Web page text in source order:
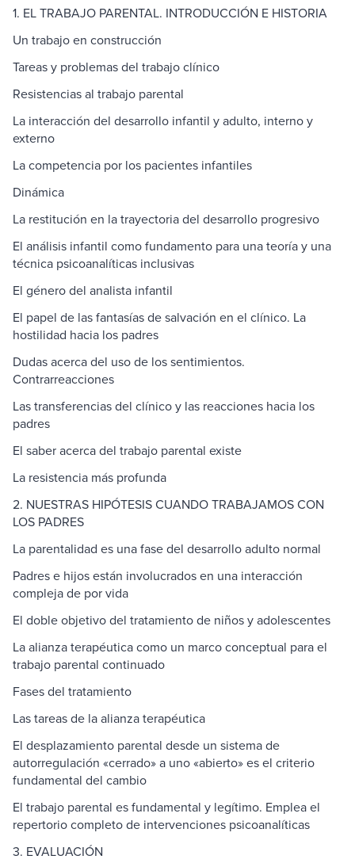
1. EL TRABAJO PARENTAL. INTRODUCCIÓN E HISTORIA
Un trabajo en construcción
Tareas y problemas del trabajo clínico
Resistencias al trabajo parental
La interacción del desarrollo infantil y adulto, interno y
externo
La competencia por los pacientes infantiles
Dinámica
La restitución en la trayectoria del desarrollo progresivo
El análisis infantil como fundamento para una teoría y una
técnica psicoanalíticas inclusivas
El género del analista infantil
El papel de las fantasías de salvación en el clínico. La
hostilidad hacia los padres
Dudas acerca del uso de los sentimientos.
Contrarreacciones
Las transferencias del clínico y las reacciones hacia los
padres
El saber acerca del trabajo parental existe
La resistencia más profunda
2. NUESTRAS HIPÓTESIS CUANDO TRABAJAMOS CON
LOS PADRES
La parentalidad es una fase del desarrollo adulto normal
Padres e hijos están involucrados en una interacción
compleja de por vida
El doble objetivo del tratamiento de niños y adolescentes
La alianza terapéutica como un marco conceptual para el
trabajo parental continuado
Fases del tratamiento
Las tareas de la alianza terapéutica
El desplazamiento parental desde un sistema de
autorregulación «cerrado» a uno «abierto» es el criterio
fundamental del cambio
El trabajo parental es fundamental y legítimo. Emplea el
repertorio completo de intervenciones psicoanalíticas
3. EVALUACIÓN